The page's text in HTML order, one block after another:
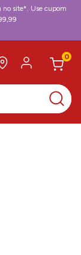
no site*. Use cupom
0